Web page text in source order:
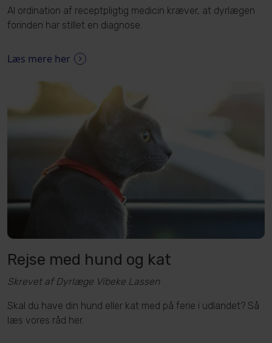
Al ordination af receptpligtig medicin kræver, at dyrlægen
forinden har stillet en diagnose.
Læs mere her
Rejse med hund og kat
Skrevet af Dyrlæge Vibeke Lassen
Skal du have din hund eller kat med på ferie i udlandet? Så
læs vores råd her.